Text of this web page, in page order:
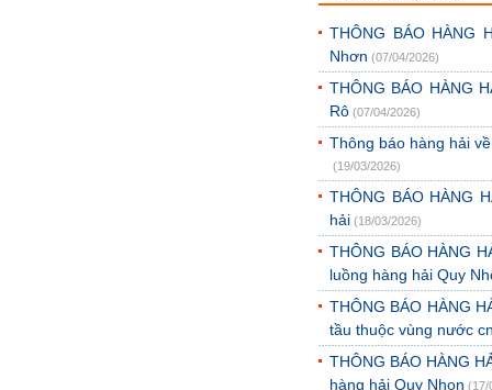
THÔNG BÁO HÀNG
Nhơn (07/04/2026)
THÔNG BÁO HÀNG
Rô (07/04/2026)
Thông báo hàng hải
(19/03/2026)
THÔNG BÁO HÀNG
hải (18/03/2026)
THÔNG BÁO HÀNG
luồng hàng hải Quy
THÔNG BÁO HÀNG
tầu thuộc vùng nước
THÔNG BÁO HÀNG
hàng hải Quy Nhon (17/